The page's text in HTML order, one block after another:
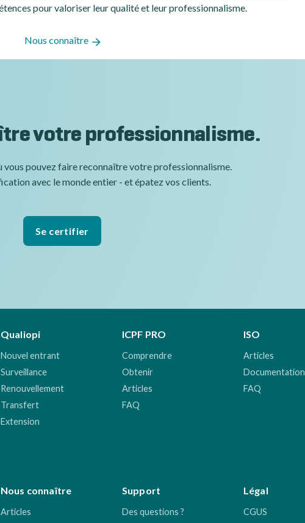
pour valoriser leur qualité et leur professionnalisme.
Nous connaître
votre professionnalisme.
vous pouvez faire reconnaître votre professionnalisme.
avec le monde entier - et épatez vos clients.
Se certifier
Qualiopi
Nouvel entrant
Surveillance
Renouvellement
Transfert
Extension
ICPF PRO
Comprendre
Obtenir
Articles
FAQ
ISO
Articles
Documentation
FAQ
Nous connaître
Articles
Support
Des questions ?
Légal
CGUS